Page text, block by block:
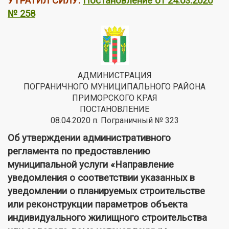
№ 258
АДМИНИСТРАЦИЯ
ПОГРАНИЧНОГО МУНИЦИПАЛЬНОГО РАЙОНА
ПРИМОРСКОГО КРАЯ
ПОСТАНОВЛЕНИЕ
08.04.2020 п. Пограничный № 323
Об утверждении административного
регламента по предоставлению
муниципальной услуги «Направление
уведомления о соответствии указанных в
уведомлении о планируемых строительстве
или реконструкции параметров объекта
индивидуального жилищного строительства